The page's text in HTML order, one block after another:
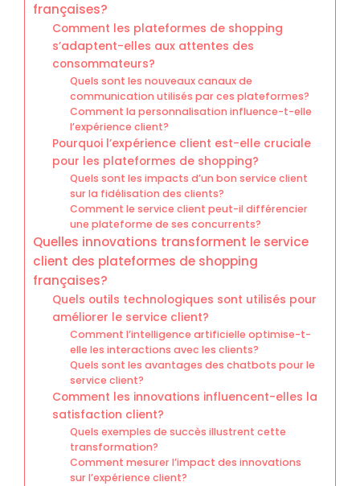
françaises?
Comment les plateformes de shopping
s’adaptent-elles aux attentes des
consommateurs?
Quels sont les nouveaux canaux de
communication utilisés par ces plateformes?
Comment la personnalisation influence-t-elle
l’expérience client?
Pourquoi l’expérience client est-elle cruciale
pour les plateformes de shopping?
Quels sont les impacts d’un bon service client
sur la fidélisation des clients?
Comment le service client peut-il différencier
une plateforme de ses concurrents?
Quelles innovations transforment le service
client des plateformes de shopping
françaises?
Quels outils technologiques sont utilisés pour
améliorer le service client?
Comment l’intelligence artificielle optimise-t-
elle les interactions avec les clients?
Quels sont les avantages des chatbots pour le
service client?
Comment les innovations influencent-elles la
satisfaction client?
Quels exemples de succès illustrent cette
transformation?
Comment mesurer l’impact des innovations
sur l’expérience client?